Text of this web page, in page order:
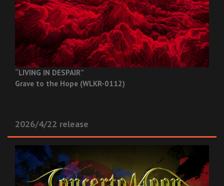
“LIVING IN DESPAIR”
Grave to the Hope (WLKR-0112)
2026/4/22 release